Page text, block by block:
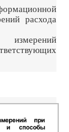
расхода